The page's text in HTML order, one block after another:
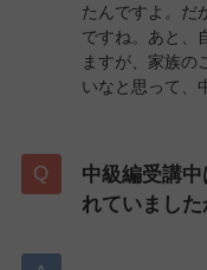
たんですよ。だ
ですね。あと、
ますが、家族の
いなと思って、
中級編受講
れていました